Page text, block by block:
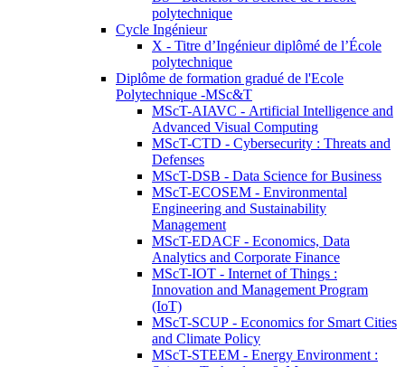
polytechnique
Cycle Ingénieur
X - Titre d’Ingénieur diplômé de l’École
polytechnique
Diplôme de formation gradué de l'Ecole
Polytechnique -MSc&T
MScT-AIAVC - Artificial Intelligence and
Advanced Visual Computing
MScT-CTD - Cybersecurity : Threats and
Defenses
MScT-DSB - Data Science for Business
MScT-ECOSEM - Environmental
Engineering and Sustainability
Management
MScT-EDACF - Economics, Data
Analytics and Corporate Finance
MScT-IOT - Internet of Things :
Innovation and Management Program
(IoT)
MScT-SCUP - Economics for Smart Cities
and Climate Policy
MScT-STEEM - Energy Environment :